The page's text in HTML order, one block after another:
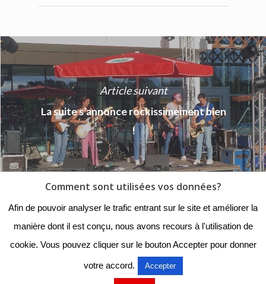
Article suivant
La suite s’annonce rockissimement bien
!
© 2018 - Collège Henri de
Navarre |Mentions légales|
Organigramme|Nous
contacter
Mentions légales
Comment sont utilisées vos données?
Afin de pouvoir analyser le trafic entrant sur le site et améliorer la
manière dont il est conçu, nous avons recours à l'utilisation de
cookie. Vous pouvez cliquer sur le bouton Accepter pour donner
votre accord. Accepter